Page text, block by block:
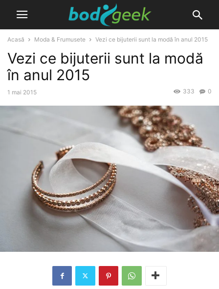
Acasă Moda & Frumusete Vezi ce bijuterii sunt la modă în anul 2015
Vezi ce bijuterii sunt la modă
în anul 2015
1 mai 2015 0
333